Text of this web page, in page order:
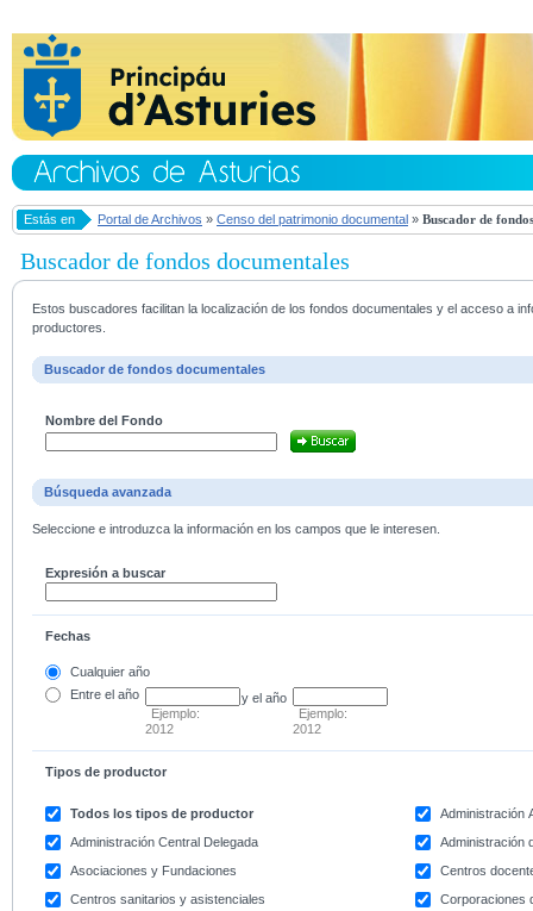
Estás en Portal de Archivos » Censo del patrimonio documental » Buscador de
Buscador de fondos documentales
Estos buscadores facilitan la localización de los fondos documentales y el acceso a
productores.
Buscador de fondos documentales
Nombre del Fondo
Búsqueda avanzada
Seleccione e introduzca la información en los campos que le interesen.
Expresión a buscar
Fechas
Cualquier año
Entre el año
Ejemplo:
2012
y el año
Ejemplo:
2012
Tipos de productor
Todos los tipos de productor
Administración
Administración Central Delegada
Administración
Asociaciones y Fundaciones
Centros
Centros sanitarios y asistenciales
Corporaciones